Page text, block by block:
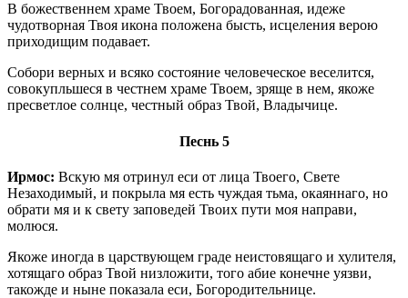
В божественнем храме Твоем, Богорадованная, идеже
чудотворная Твоя икона положена бысть, исцеления верою
приходищим подавает.
Собори верных и всяко состояние человеческое веселится,
совокупльшеся в честнем храме Твоем, зряще в нем, якоже
пресветлое солнце, честный образ Твой, Владычице.
Песнь 5
Ирмос: Вскую мя отринул еси от лица Твоего, Свете
Незаходимый, и покрыла мя есть чуждая тьма, окаяннаго, но
обрати мя и к свету заповедей Твоих пути моя направи,
молюся.
Якоже иногда в царствующем граде неистовящаго и хулителя,
хотящаго образ Твой низложити, того абие конечне уязви,
такожде и ныне показала еси, Богородительнице.